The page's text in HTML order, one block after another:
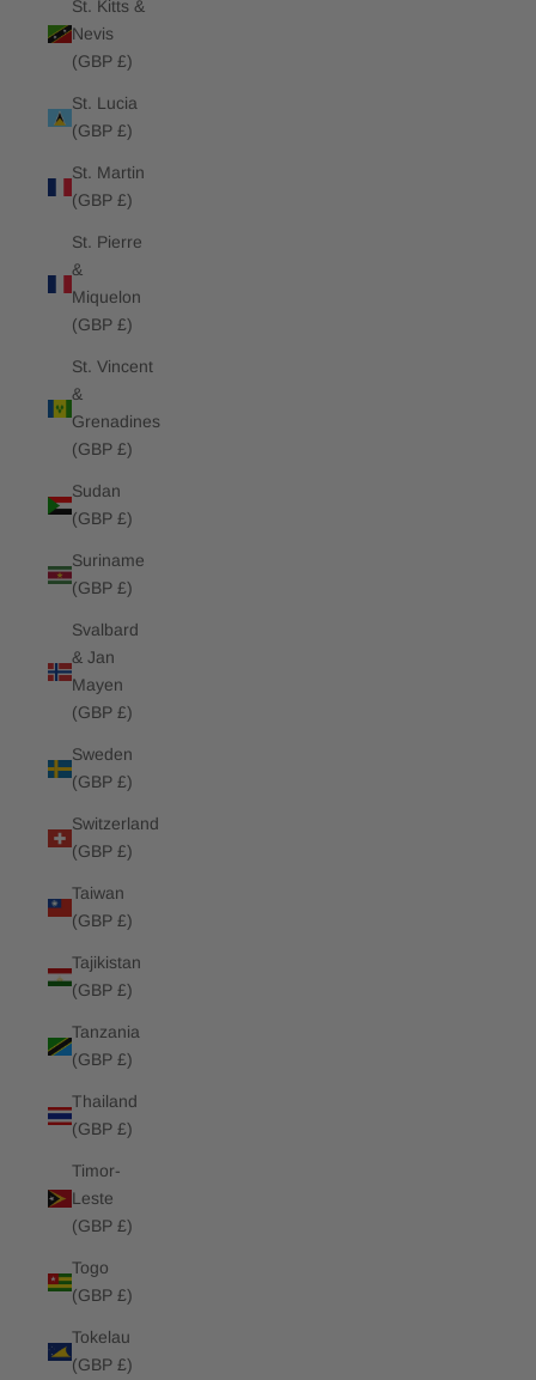
St. Kitts &
Nevis
(GBP £)
St. Lucia
(GBP £)
St. Martin
(GBP £)
St. Pierre
&
Miquelon
(GBP £)
St. Vincent
&
Grenadines
(GBP £)
Sudan
(GBP £)
Suriname
(GBP £)
Svalbard
& Jan
Mayen
(GBP £)
Sweden
(GBP £)
Switzerland
(GBP £)
Taiwan
(GBP £)
Tajikistan
(GBP £)
Tanzania
(GBP £)
Thailand
(GBP £)
Timor-
Leste
(GBP £)
Togo
(GBP £)
Tokelau
(GBP £)